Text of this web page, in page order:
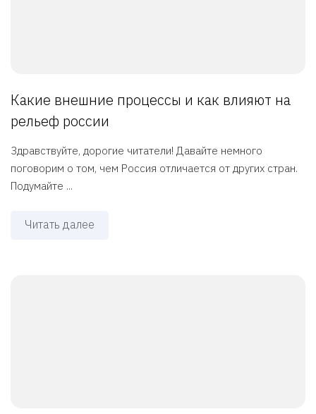
Какие внешние процессы и как влияют на
рельеф россии
Здравствуйте, дорогие читатели! Давайте немного
поговорим о том, чем Россия отличается от других стран.
Подумайте ...
Читать далее